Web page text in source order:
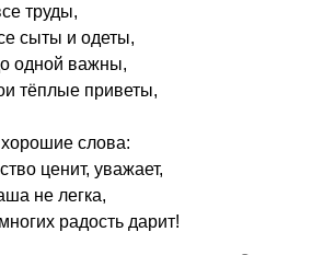
труды,
сыты и одеты,
одной важны,
тёплые приветы,
слова:
ценит, уважает,
не легка,
радость дарит!